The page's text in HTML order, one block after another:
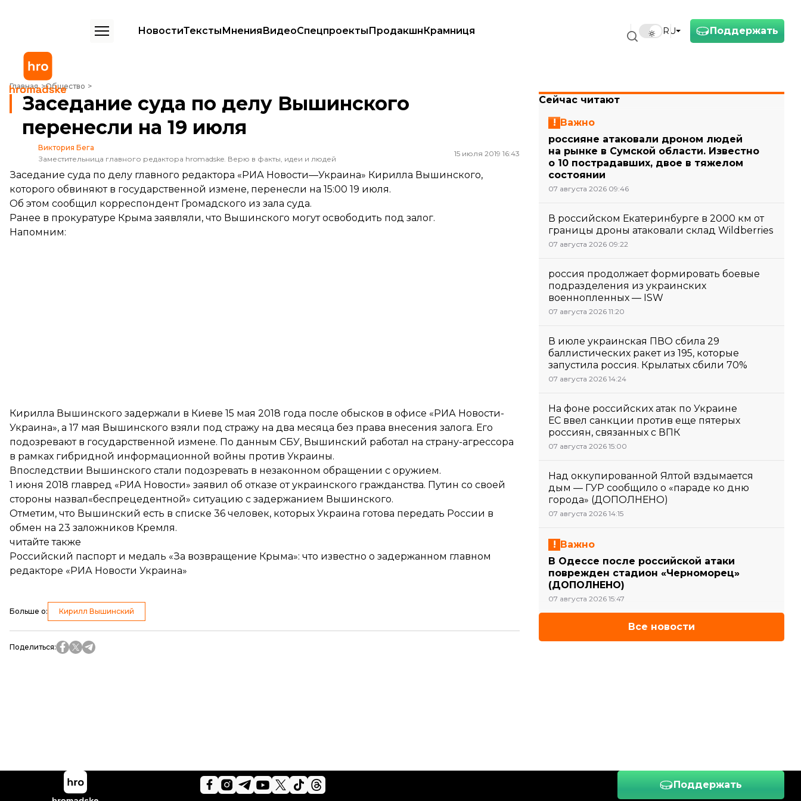
Поддержать
RU
НовостиТекстыМненияВидеоСпецпроектыПродакшнКрамниця
Главная Общество
Заседание суда по делу Вышинского перенесли на 19 июля
Заседание суда по делу Вышинского
перенесли на 19 июля
Виктория Бега
Заместительница главного редактора hromadske. Верю в факты, идеи и людей
15 июля 2019 16:43
Заседание суда по делу главного редактора «РИА Новости—Украина» Кирилла Вышинского,
которого обвиняют в государственной измене, перенесли на 15:00 19 июля.
Об этом сообщил корреспондент Громадского из зала суда.
Ранее в прокуратуре Крыма заявляли, что Вышинского могут освободить под залог.
Напомним:
Кирилла Вышинского задержали в Киеве 15 мая 2018 года после обысков в офисе «РИА Новости-
Украина», а 17 мая Вышинского взяли под стражу на два месяца без права внесения залога. Его
подозревают в государственной измене. По данным СБУ, Вышинский работал на страну-агрессора
в рамках гибридной информационной войны против Украины.
Впоследствии Вышинского стали подозревать в незаконном обращении с оружием.
1 июня 2018 главред «РИА Новости» заявил об отказе от украинского гражданства. Путин со своей
стороны назвал«беспрецедентной» ситуацию с задержанием Вышинского.
Отметим, что Вышинский есть в списке 36 человек, которых Украина готова передать России в
обмен на 23 заложников Кремля.
читайте также
Российский паспорт и медаль «За возвращение Крыма»: что известно о задержанном главном
редакторе «РИА Новости Украина»
Больше о: Кирилл Вышинский
Поделиться:
Сейчас читают
Важно
россияне атаковали дроном людей
на рынке в Сумской области. Известно
о 10 пострадавших, двое в тяжелом
состоянии
07 августа 2026 09:46
В российском Екатеринбурге в 2000 км от
границы дроны атаковали склад Wildberries
07 августа 2026 09:22
россия продолжает формировать боевые
подразделения из украинских
военнопленных — ISW
07 августа 2026 11:20
В июле украинская ПВО сбила 29
баллистических ракет из 195, которые
запустила россия. Крылатых сбили 70%
07 августа 2026 14:24
На фоне российских атак по Украине
ЕС ввел санкции против еще пятерых
россиян, связанных с ВПК
07 августа 2026 15:00
Над оккупированной Ялтой вздымается
дым — ГУР сообщило о «параде ко дню
города» (ДОПОЛНЕНО)
07 августа 2026 14:15
Важно
В Одессе после российской атаки
поврежден стадион «Черноморец»
(ДОПОЛНЕНО)
07 августа 2026 15:47
Все новости
Поддержать